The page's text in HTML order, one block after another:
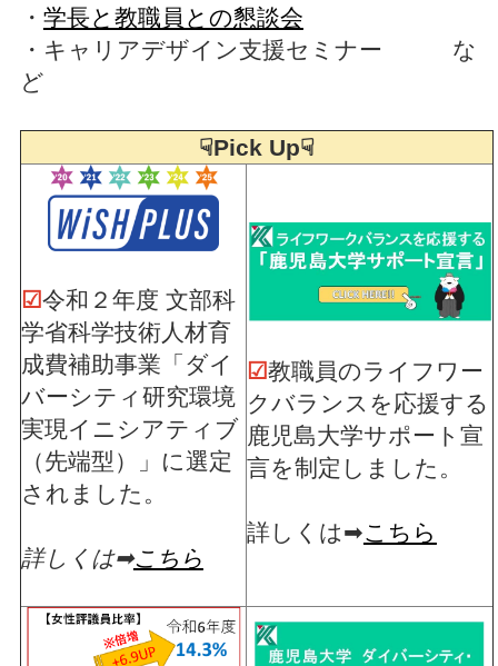
・ 学長と教職員との懇談会
・キャリアデザイン支援セミナー な
ど
☟Pick Up☟
☑令和２年度 文部科
学省科学技術人材育
成費補助事業「ダイ
バーシティ研究環境
実現イニシアティブ
（先端型）」に選定
されました。
詳しくは➡こちら
☑教職員のライフワー
クバランスを応援する
鹿児島大学サポート宣
言を制定しました。
詳しくは➡こちら